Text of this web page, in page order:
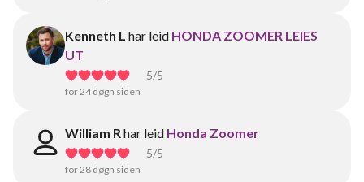
Kenneth L har leid HONDA ZOOMER LEIES
UT
5/5
for 24 døgn siden
William Rhar leid Honda Zoomer
5/5
for 28 døgn siden